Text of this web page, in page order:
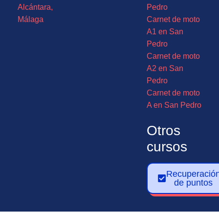
Alcántara,
Málaga
Pedro
Carnet de moto
A1 en San
Pedro
Carnet de moto
A2 en San
Pedro
Carnet de moto
A en San Pedro
Otros
cursos
de puntos